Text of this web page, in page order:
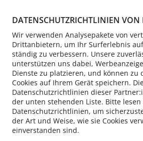
DATENSCHUTZRICHTLINIEN VON
Wir verwenden Analysepakete von
Drittanbietern, um Ihr Surferlebnis
ständig zu verbessern. Unsere
unterstützen uns dabei,
Dienste zu platzieren, und können zu
Cookies auf Ihrem Gerät speichern.
Datenschutzrichtlinien dieser
der unten stehenden Liste. Bitte lesen
Datenschutzrichtlinien, um
der Art und Weise, wie sie Cookies
einverstanden sind.